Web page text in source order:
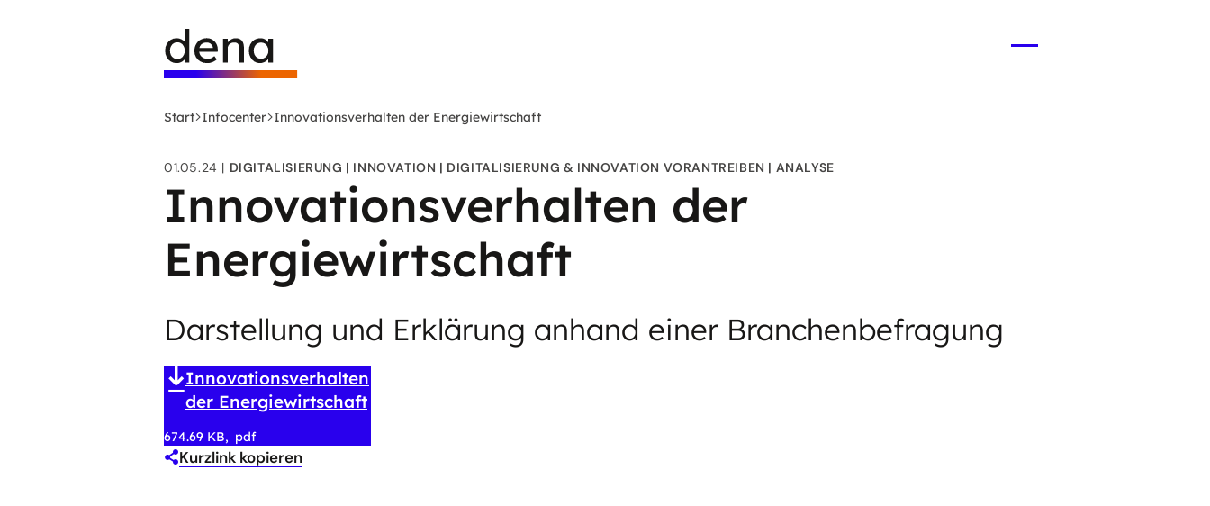
Deutsche
Energie-
Agentur
-
Startseite
Start Infocenter Innovationsverhalten der Energiewirtschaft
01.05.24 DIGITALISIERUNG INNOVATION DIGITALISIERUNG & INNOVATION VORANTREIBEN ANALYSE
Innovationsverhalten der
Energiewirtschaft
Darstellung und Erklärung anhand einer Branchenbefragung
Innovationsverhalten
der Energiewirtschaft
674.69 KB pdf
Kurzlink kopieren